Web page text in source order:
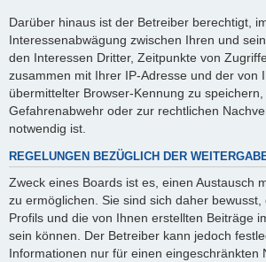
Darüber hinaus ist der Betreiber berechtigt,
Interessenabwägung zwischen Ihren und
den Interessen Dritter, Zeitpunkte von
zusammen mit Ihrer IP-Adresse und der von
übermittelter Browser-Kennung zu
Gefahrenabwehr oder zur rechtlichen
notwendig ist.
REGELUNGEN BEZÜGLICH DER
Zweck eines Boards ist es, einen Austausch
zu ermöglichen. Sie sind sich daher
Profils und die von Ihnen erstellten Beiträge
sein können. Der Betreiber kann jedoch
Informationen nur für einen eingeschränkten